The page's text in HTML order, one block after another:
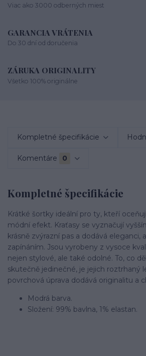
Viac ako 3000 odberných miest
GARANCIA VRÁTENIA
Do 30 dní od doručenia
ZÁRUKA ORIGINALITY
Všetko 100% originálne
Kompletné špecifikácie
Komentáre 0
Kompletné špecifikácie
Krátké šortky ideální pro ty, kteří
módní efekt. Kraťasy se vyznačují
krásně zvýrazní pas a dodává eleganci,
zapínáním. Jsou vyrobeny z vysoce
nejen stylové, ale také odolné. To, co
skutečně jedinečné, je jejich roztrhaný
povrchová úprava dodává originalitu a
Modrá barva.
Složení: 99% bavlna, 1% elastan.